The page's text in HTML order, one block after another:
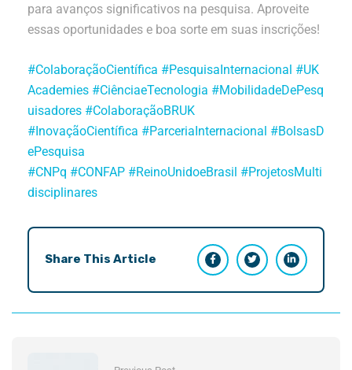
para avanços significativos na pesquisa. Aproveite
essas oportunidades e boa sorte em suas inscrições!
#ColaboraçãoCientífica #PesquisaInternacional #UK
Academies #CiênciaeTecnologia #MobilidadeDePesq
uisadores #ColaboraçãoBRUK
#InovaçãoCientífica #ParceriaInternacional #BolsasD
ePesquisa
#CNPq #CONFAP #ReinoUnidoeBrasil #ProjetosMulti
disciplinares
Share This Article